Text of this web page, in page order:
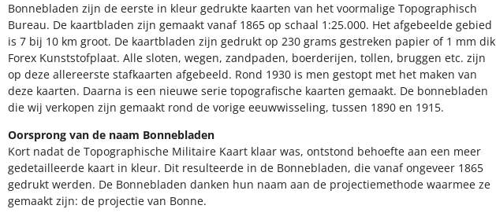
Bonnebladen zijn de eerste in kleur gedrukte kaarten van het voormalige Topographisch
Bureau. De kaartbladen zijn gemaakt vanaf 1865 op schaal 1:25.000. Het afgebeelde gebied
is 7 bij 10 km groot. De kaartbladen zijn gedrukt op 230 grams gestreken papier of 1 mm dik
Forex Kunststofplaat. Alle sloten, wegen, zandpaden, boerderijen, tollen, bruggen etc. zijn
op deze allereerste stafkaarten afgebeeld. Rond 1930 is men gestopt met het maken van
deze kaarten. Daarna is een nieuwe serie topografische kaarten gemaakt. De bonnebladen
die wij verkopen zijn gemaakt rond de vorige eeuwwisseling, tussen 1890 en 1915.
Oorsprong van de naam Bonnebladen
Kort nadat de Topographische Militaire Kaart klaar was, ontstond behoefte aan een meer
gedetailleerde kaart in kleur. Dit resulteerde in de Bonnebladen, die vanaf ongeveer 1865
gedrukt werden. De Bonnebladen danken hun naam aan de projectiemethode waarmee ze
gemaakt zijn: de projectie van Bonne.